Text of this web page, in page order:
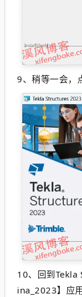
9、稍等一会，
10、 回到Tekla
ina_2023】应